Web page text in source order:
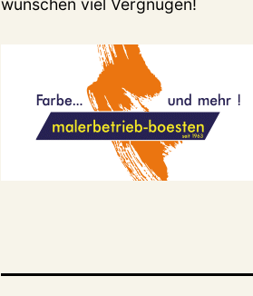
wünschen viel Vergnügen!